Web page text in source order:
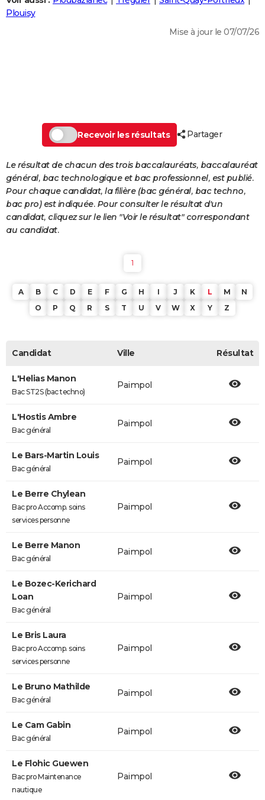
Destinations
City break
Voyage nature
Voyage de noces
Forum
Climat
+
PHOTO
Dictionnaire
PROGRAMME TV
S'inscrire
Se connecter
Lycées
Collèges
Primaires
Universités
Entreprises
Service militaire
Avis de recherche
AVIS DE DÉCÈS
FORUM
Bricolage
Lifestyle
Culture
Sport
Auto
Television
Voyage
Cinema
Plouisy
Mise à jour le 07/07/26
Recevoir les résultats Partager
Le résultat de chacun des trois baccalauréats, baccalauréat
général, bac technologique et bac professionnel, est publié.
Pour chaque candidat, la filière (bac général, bac techno,
bac pro) est indiquée. Pour consulter le résultat d'un
candidat, cliquez sur le lien "Voir le résultat" correspondant
au candidat.
1
A B C D E F G H I J K L M
N
O
P Q R S T U V W X Y Z
Candidat Ville Résultat
L'Helias Manon
Bac ST2S (bac techno)
Paimpol
L'Hostis Ambre
Bac général
Paimpol
Le Bars-Martin Louis
Bac général
Paimpol
Le Berre Chylean
Bac pro Accomp. soins
services personne
Paimpol
Le Berre Manon
Bac général
Paimpol
Le Bozec-Kerichard
Loan
Bac général
Paimpol
Le Bris Laura
Bac pro Accomp. soins
services personne
Paimpol
Le Bruno Mathilde
Bac général
Paimpol
Le Cam Gabin
Bac général
Paimpol
Le Flohic Guewen
Bac pro Maintenance
nautique
Paimpol